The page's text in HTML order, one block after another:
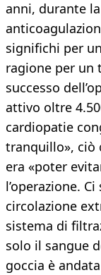
anni, durante
significhi per
ragione per un
successo
attivo oltre
cardiopatie
tranquillo», ciò
era «poter
l’operazione.
circolazione
sistema di
solo il sangue
goccia è